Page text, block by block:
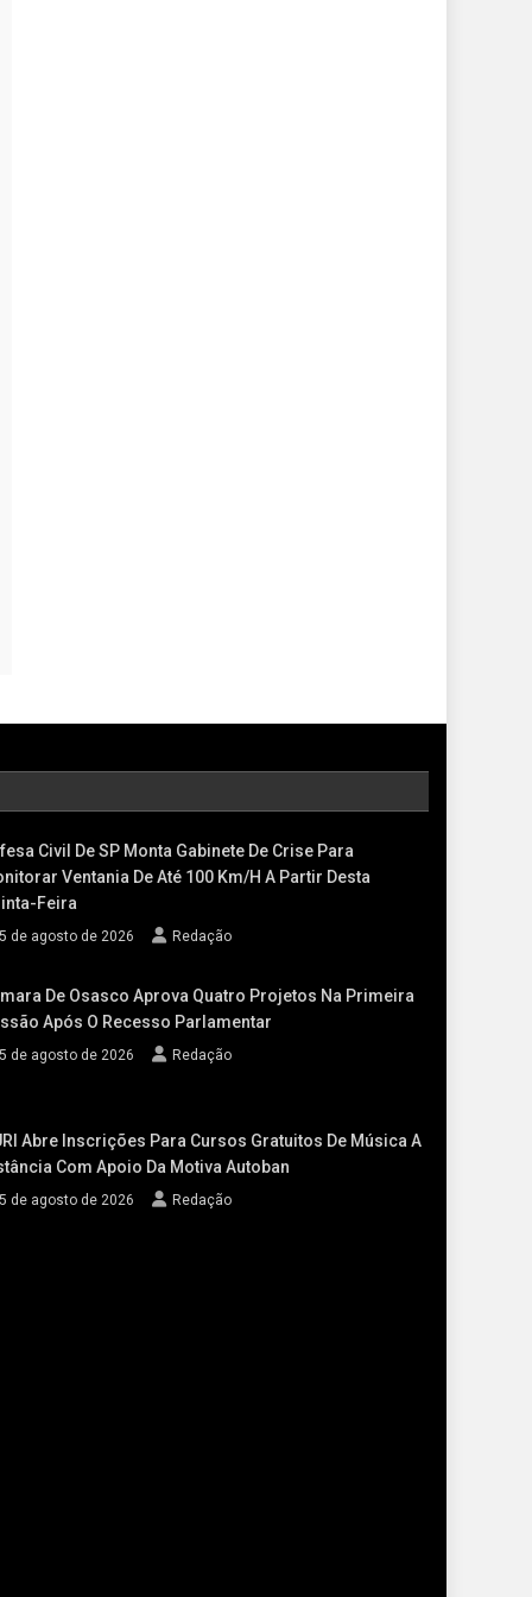
Civil De SP Monta Gabinete De Crise Para
Ventania De Até 100 Km/h A Partir Desta
Feira
de agosto de 2026 Redação
De Osasco Aprova Quatro Projetos Na Primeira
Após O Recesso Parlamentar
de agosto de 2026 Redação
Abre Inscrições Para Cursos Gratuitos De Música A
Com Apoio Da Motiva Autoban
de agosto de 2026 Redação